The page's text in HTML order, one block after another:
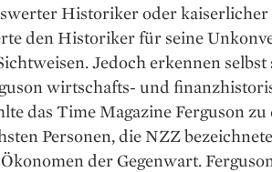
Historiker oder kaiserlicher
den Historiker für seine
Jedoch erkennen
wirtschafts- und
das Time Magazine Ferguson
Per­sonen, die NZZ
der Gegenwart.